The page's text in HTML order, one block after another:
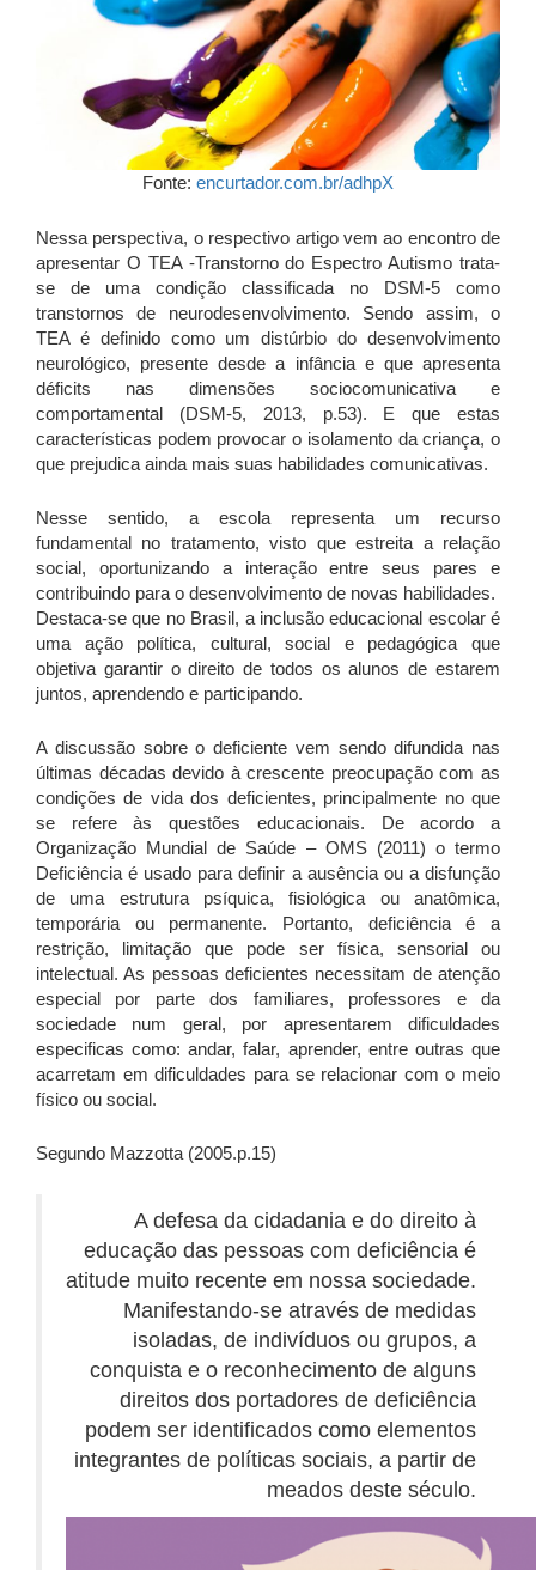
Fonte: encurtador.com.br/adhpX
Nessa perspectiva, o respectivo artigo vem ao encontro de
apresentar O TEA -Transtorno do Espectro Autismo trata-
se de uma condição classificada no DSM-5 como
transtornos de neurodesenvolvimento. Sendo assim, o
TEA é definido como um distúrbio do desenvolvimento
neurológico, presente desde a infância e que apresenta
déficits nas dimensões sociocomunicativa e
comportamental (DSM-5, 2013, p.53). E que estas
características podem provocar o isolamento da criança, o
que prejudica ainda mais suas habilidades comunicativas.
Nesse sentido, a escola representa um recurso
fundamental no tratamento, visto que estreita a relação
social, oportunizando a interação entre seus pares e
contribuindo para o desenvolvimento de novas habilidades.
Destaca-se que no Brasil, a inclusão educacional escolar é
uma ação política, cultural, social e pedagógica que
objetiva garantir o direito de todos os alunos de estarem
juntos, aprendendo e participando.
A discussão sobre o deficiente vem sendo difundida nas
últimas décadas devido à crescente preocupação com as
condições de vida dos deficientes, principalmente no que
se refere às questões educacionais. De acordo a
Organização Mundial de Saúde – OMS (2011) o termo
Deficiência é usado para definir a ausência ou a disfunção
de uma estrutura psíquica, fisiológica ou anatômica,
temporária ou permanente. Portanto, deficiência é a
restrição, limitação que pode ser física, sensorial ou
intelectual. As pessoas deficientes necessitam de atenção
especial por parte dos familiares, professores e da
sociedade num geral, por apresentarem dificuldades
especificas como: andar, falar, aprender, entre outras que
acarretam em dificuldades para se relacionar com o meio
físico ou social.
Segundo Mazzotta (2005.p.15)
A defesa da cidadania e do direito à
educação das pessoas com deficiência é
atitude muito recente em nossa sociedade.
Manifestando-se através de medidas
isoladas, de indivíduos ou grupos, a
conquista e o reconhecimento de alguns
direitos dos portadores de deficiência
podem ser identificados como elementos
integrantes de políticas sociais, a partir de
meados deste século.